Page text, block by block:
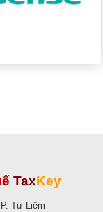
TaxKey
Từ Liêm